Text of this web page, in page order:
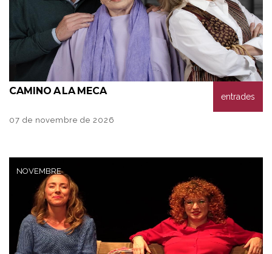
CAMINO A LA MECA
07 de novembre de 2026
entrades
NOVEMBRE